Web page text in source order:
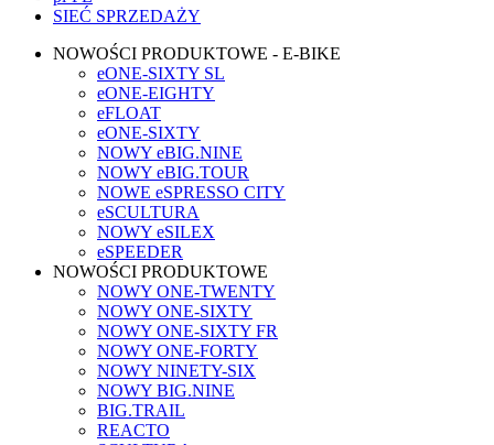
SIEĆ SPRZEDAŻY
NOWOŚCI PRODUKTOWE - E-BIKE
eONE-SIXTY SL
eONE-EIGHTY
eFLOAT
eONE-SIXTY
NOWY eBIG.NINE
NOWY eBIG.TOUR
NOWE eSPRESSO CITY
eSCULTURA
NOWY eSILEX
eSPEEDER
NOWOŚCI PRODUKTOWE
NOWY ONE-TWENTY
NOWY ONE-SIXTY
NOWY ONE-SIXTY FR
NOWY ONE-FORTY
NOWY NINETY-SIX
NOWY BIG.NINE
BIG.TRAIL
REACTO